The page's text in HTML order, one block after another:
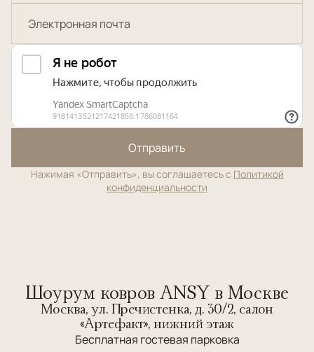
Отправить
Нажимая «Отправить», вы соглашаетесь с Политикой
конфиденциальности
Шоурум ковров ANSY в Москве
Москва, ул. Пречистенка, д. 30/2, салон
«Артефакт», нижний этаж
Бесплатная гостевая парковка